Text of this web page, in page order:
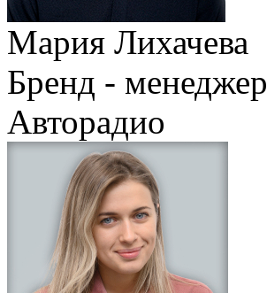
Мария Лихачева
Бренд - менеджер
Авторадио